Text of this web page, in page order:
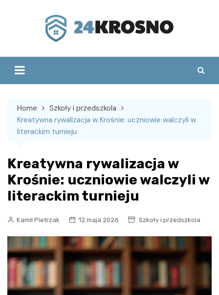
Home
Szkoły i przedszkola
Kreatywna rywalizacja w Krośnie: uczniowie walczyli w
literackim turnieju
Kreatywna rywalizacja w
Krośnie: uczniowie walczyli w
literackim turnieju
Kamil Pietrzak 12 maja 2026 Szkoły i przedszkola